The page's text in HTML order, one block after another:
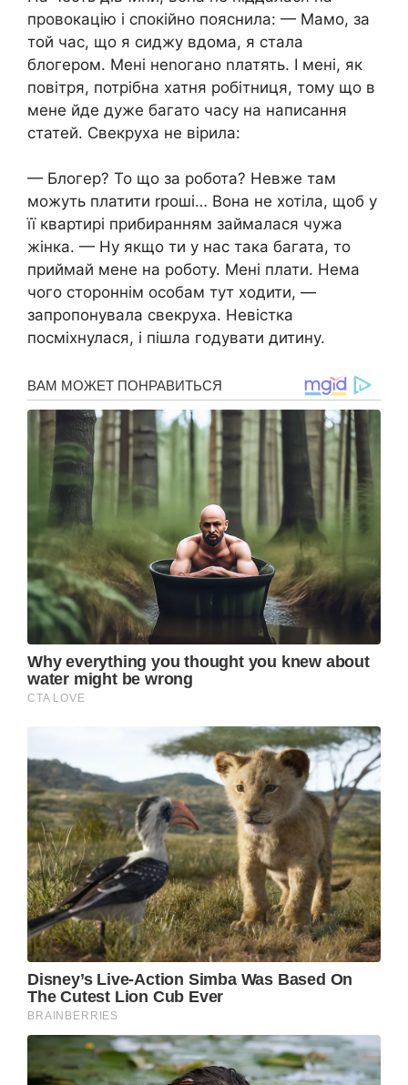
провокацію і спокійно пояснила: — Мамо, за
той час, що я сиджу вдома, я стала
блогером. Мені неnогано nлатять. І мені, як
повітря, потрібна хатня робітниця, тому що в
мене йде дуже багато часу на написання
статей. Свекруха не вірила:
— Блогер? То що за робота? Невже там
можуть платити rроші… Вона не хотіла, щоб у
її квартирі прибиранням займалася чужа
жінка. — Ну якщо ти у нас така багата, то
приймай мене на роботу. Мені плати. Нема
чого стороннім особам тут ходити, —
запропонувала свекруха. Невістка
посміхнулася, і пішла годувати дитину.